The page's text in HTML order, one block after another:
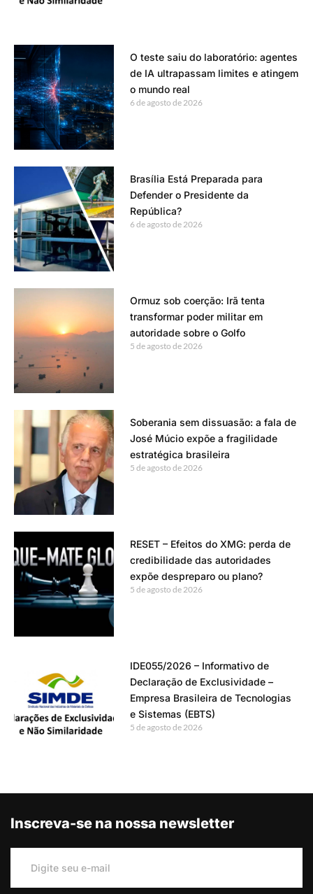
O teste saiu do laboratório: agentes
de IA ultrapassam limites e atingem
o mundo real
6 de agosto de 2026
Brasília Está Preparada para
Defender o Presidente da
República?
6 de agosto de 2026
Ormuz sob coerção: Irã tenta
transformar poder militar em
autoridade sobre o Golfo
5 de agosto de 2026
Soberania sem dissuasão: a fala de
José Múcio expõe a fragilidade
estratégica brasileira
5 de agosto de 2026
RESET – Efeitos do XMG: perda de
credibilidade das autoridades
expõe despreparo ou plano?
5 de agosto de 2026
IDE055/2026 – Informativo de
Declaração de Exclusividade –
Empresa Brasileira de Tecnologias
e Sistemas (EBTS)
5 de agosto de 2026
Inscreva-se na nossa newsletter